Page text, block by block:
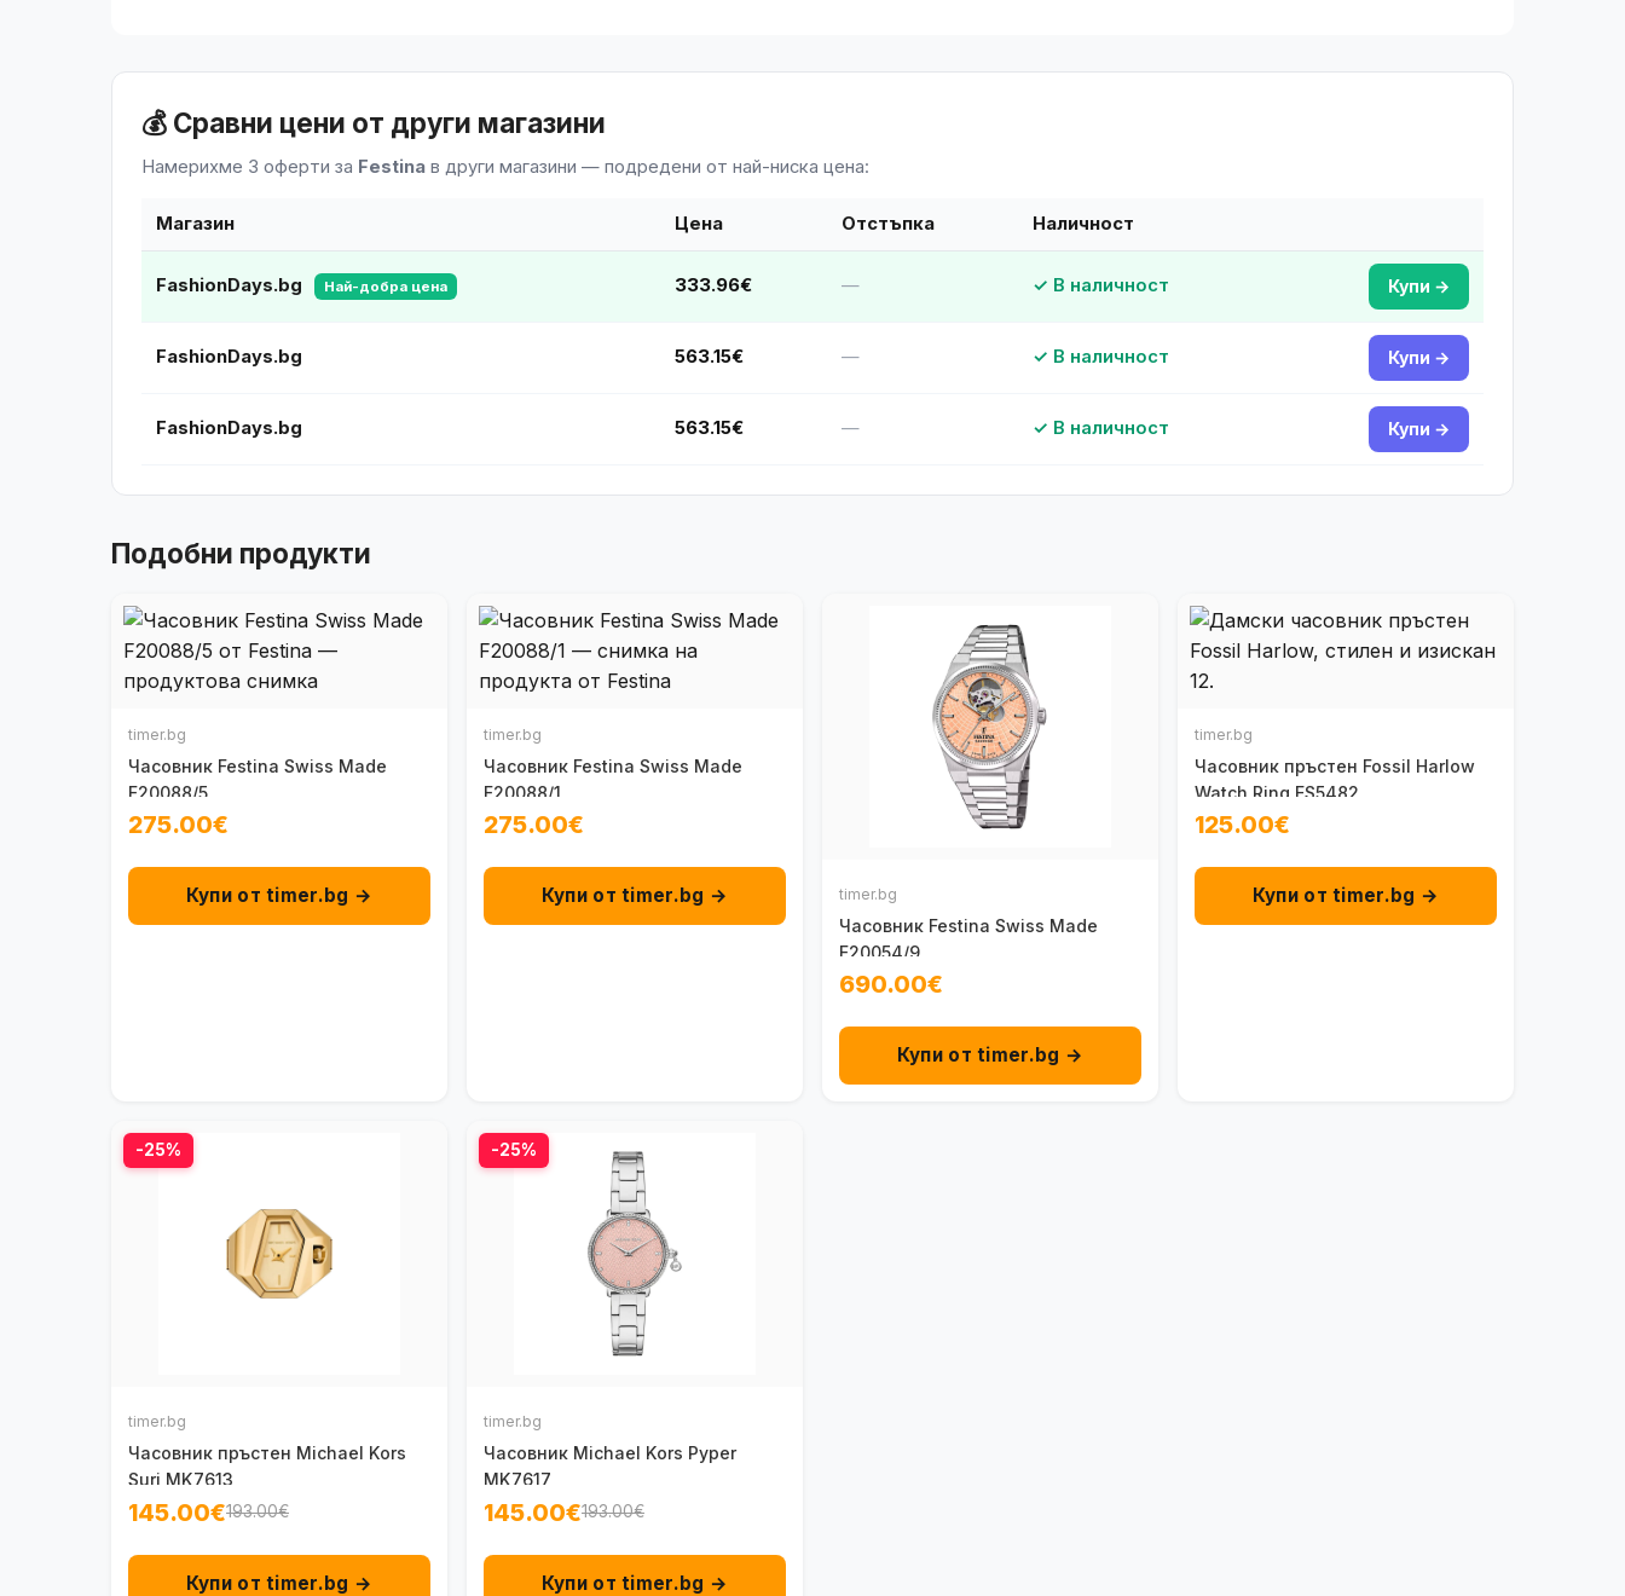
💰 Сравни цени от други магазини
Намерихме 3 оферти за Festina в други магазини — подредени от най-ниска цена:
Магазин Цена Отстъпка Наличност
FashionDays.bg Най-добра цена 333.96€ — ✓ В наличност Купи →
FashionDays.bg 563.15€ — ✓ В наличност Купи →
FashionDays.bg 563.15€ — ✓ В наличност Купи →
Подобни продукти
timer.bg
Часовник Festina Swiss Made
F20088/5
275.00€
Купи от timer.bg →
timer.bg
Часовник Festina Swiss Made
F20088/1
275.00€
Купи от timer.bg → timer.bg
Часовник Festina Swiss Made
F20054/9
690.00€
Купи от timer.bg →
timer.bg
Часовник пръстен Fossil Harlow
Watch Ring ES5482
125.00€
Купи от timer.bg →
-25%
timer.bg
Часовник пръстен Michael Kors
Suri MK7613
145.00€193.00€
Купи от timer.bg →
-25%
timer.bg
Часовник Michael Kors Pyper
MK7617
145.00€193.00€
Купи от timer.bg →